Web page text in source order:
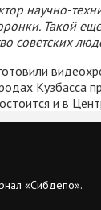
научно-
Такой
советских
Кузбасса
и в
«Сибдепо».